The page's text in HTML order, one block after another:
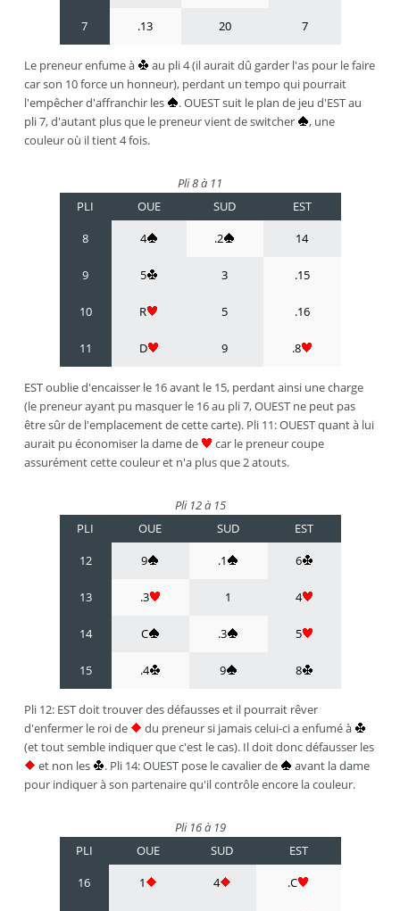
7 .13 20 7
Le preneur enfume à
au pli 4 (il aurait dû garder l'as pour le faire
car son 10 force un honneur), perdant un tempo qui pourrait
l'empêcher d'affranchir les
. OUEST suit le plan de jeu d'EST au
pli 7, d'autant plus que le preneur vient de switcher
, une
couleur où il tient 4 fois.
Pli 8 à 11
PLI
OUE SUD
EST
8
4 .2 14
9 5 3 .15
10 R 5 .16
11 D 9 .8
EST oublie d'encaisser le 16 avant le 15, perdant ainsi une charge
(le preneur ayant pu masquer le 16 au pli 7, OUEST ne peut pas
être sûr de l'emplacement de cette carte). Pli 11: OUEST quant à lui
aurait pu économiser la dame de
car le preneur coupe
assurément cette couleur et n'a plus que 2 atouts.
Pli 12 à 15
PLI
OUE SUD
EST
12
9 .1 6
13 .3 1 4
14 C .3 5
15 .4 9 8
Pli 12: EST doit trouver des défausses et il pourrait rêver
d'enfermer le roi de
du preneur si jamais celui-ci a enfumé à
(et tout semble indiquer que c'est le cas). Il doit donc défausser les
et non les
. Pli 14: OUEST pose le cavalier de
avant la dame
pour indiquer à son partenaire qu'il contrôle encore la couleur.
Pli 16 à 19
PLI
OUE SUD
EST
16
1 4 .C